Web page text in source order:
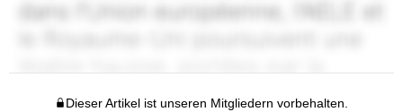
Dieser Artikel ist unseren Mitgliedern vorbehalten.